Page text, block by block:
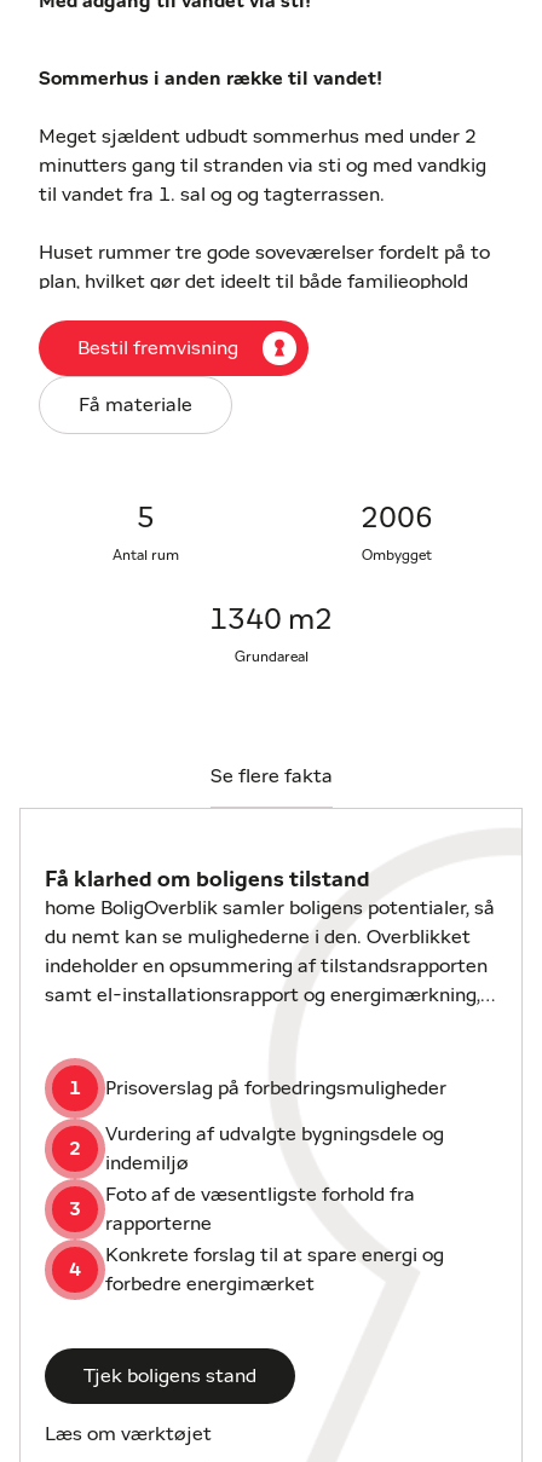
Sommerhus i anden række til vandet!
Meget sjældent udbudt sommerhus med under 2
minutters gang til stranden via sti og med vandkig
til vandet fra 1. sal og og tagterrassen.
Huset rummer tre gode soveværelser fordelt på to
plan, hvilket gør det ideelt til både familieophold
badeværelse med seperat toilet, en god entre samt
et køkken som ligger tæt på den lyse og rummelige
stue. De mange vinduer skaber et indbydende
opholdsrum med masser af naturligt lys. På første
Den 1.340m
store, lukkede grund er anlagt med
muligt at sidde i uforstyrret rammer ideelt til at
plads til bilen og opbevaring af diverse redskaber.
Haven er er velholdt og overskuelig. Perfekt til leg,
spil og hyggestunder med familie og venner.
Der er ikke udlejningsaftale på huset.
Vi står klar til fremvisning, så tøv endelig ikke med
at kontakte os. Vi glæder os til at byde jer indenfor!
Bestil fremvisning
Få materiale
5
Antal rum
2006
Ombygget
1340 m2
Grundareal
Se flere fakta
Få klarhed om boligens tilstand
home BoligOverblik samler boligens potentialer, så
du nemt kan se mulighederne i den. Overblikket
indeholder en opsummering af tilstandsrapporten
samt el-installationsrapport og energimærkning,
1 Prisoverslag på forbedringsmuligheder
2
Vurdering af udvalgte bygningsdele og
indemiljø
3
Foto af de væsentligste forhold fra
rapporterne
4
Konkrete forslag til at spare energi og
forbedre energimærket
Tjek boligens stand
Læs om værktøjet